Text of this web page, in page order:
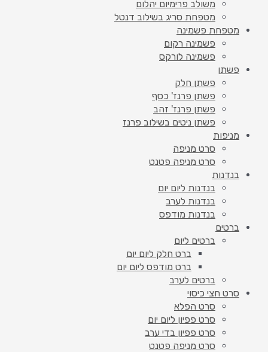
משולב פרימיום יהלום
מטפחת סריג בשילוב דנטל
מטפחת פשמינה
פשמינה רקום
פשמינה לורקס
פשתן
פשתן חלק
פשתן פרנז' כסף
פשתן פרנז' זהב
פשתן ניטים בשילוב פרנז
מניפות
סרט מניפה
סרט מניפה פטנט
בנדנות
בנדנות ליום יום
בנדנות לערב
בנדנות מודפס
ברטים
ברטים ליום
ברט חלק ליום יום
ברט מודפס ליום יום
ברטים לערב
סרט חצי כיסוי
סרט הפלא
סרט פפיון ליום יום
סרט פפיון בדי ערב
סרט מניפה פטנט